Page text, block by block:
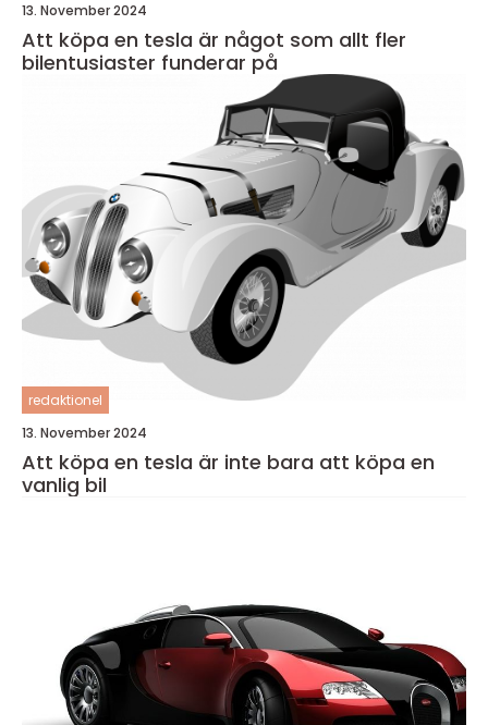
13. November 2024
Att köpa en tesla är något som allt fler
bilentusiaster funderar på
redaktionel
13. November 2024
Att köpa en tesla är inte bara att köpa en
vanlig bil